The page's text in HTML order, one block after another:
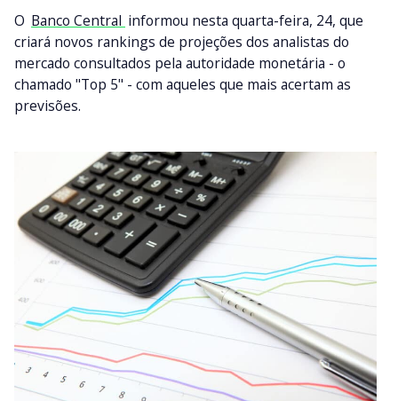
O Banco Central informou nesta quarta-feira, 24, que
criará novos rankings de projeções dos analistas do
mercado consultados pela autoridade monetária - o
chamado "Top 5" - com aqueles que mais acertam as
previsões.